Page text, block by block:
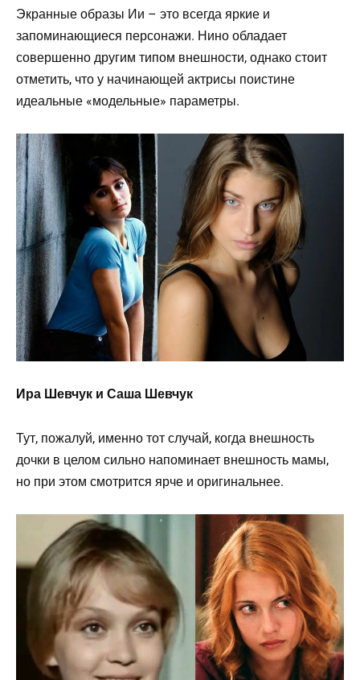
Экранные образы Ии – это всегда яркие и
запоминающиеся персонажи. Нино обладает
совершенно другим типом внешности, однако стоит
отметить, что у начинающей актрисы поистине
идеальные «модельные» параметры.
Ира Шевчук и Саша Шевчук
Тут, пожалуй, именно тот случай, когда внешность
дочки в целом сильно напоминает внешность мамы,
но при этом смотрится ярче и оригинальнее.